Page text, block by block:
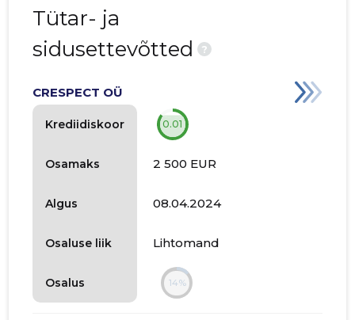
Tütar- ja
sidusettevõtted
?
Krediidiskoor
Osamaks
Algus
Osaluse liik
Osalus
CRESPECT OÜ
0.01
2 500 EUR
08.04.2024
Lihtomand
14%